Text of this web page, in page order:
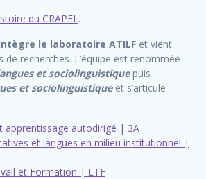
du CRAPEL.
intègre le laboratoire ATILF et vient
de recherches. L’équipe est renommée
et sociolinguistiquepuis
et sociolinguistiqueet s’articule
apprentissage autodirigé | 3A
et langues en milieu institutionnel |
et Formation | LTF